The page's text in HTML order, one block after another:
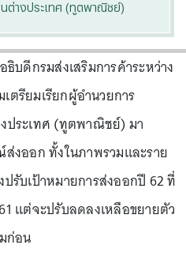
นต่างประเทศ (ทูตพาณิชย์)
บดีกรมส่งเสริมการค้าระหว่าง
เตรียมเรียกผู้อำนวยการ
ประเทศ (ทูตพาณิชย์) มา
งออก ทั้งในภาพรวมและราย
รับเป้าหมายการส่งออกปี 62 ที่
แต่จะปรับลดลงเหลือขยายตัว
ก่อน